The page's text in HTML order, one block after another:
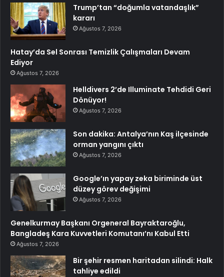
Trump’tan “doğumla vatandaşlık”
kararı
Ağustos 7, 2026
Hatay’da Sel Sonrası Temizlik Çalışmaları Devam
Ediyor
Ağustos 7, 2026
Helldivers 2’de Illuminate Tehdidi Geri
Dönüyor!
Ağustos 7, 2026
Son dakika: Antalya’nın Kaş ilçesinde
orman yangını çıktı
Ağustos 7, 2026
Google’ın yapay zeka biriminde üst
düzey görev değişimi
Ağustos 7, 2026
Genelkurmay Başkanı Orgeneral Bayraktaroğlu,
Bangladeş Kara Kuvvetleri Komutanı’nı Kabul Etti
Ağustos 7, 2026
Bir şehir resmen haritadan silindi: Halk
tahliye edildi